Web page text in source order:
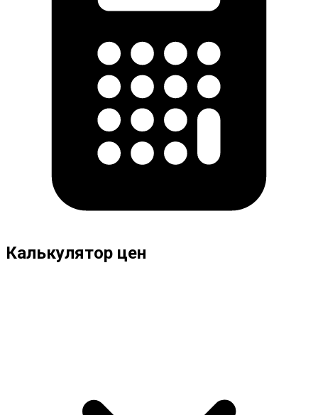
Калькулятор цен